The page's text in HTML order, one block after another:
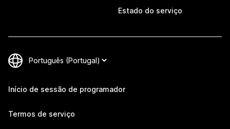
Estado do serviço
Início de sessão de programador
Termos de serviço